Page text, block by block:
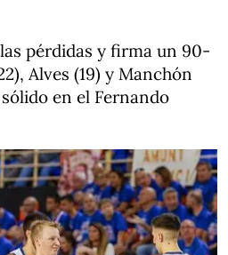
pérdidas y firma un 90-
Alves (19) y Manchón
en el Fernando